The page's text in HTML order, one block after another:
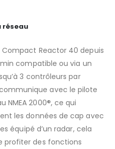
réseau
Reactor 40 depuis
compatible ou via un
3 contrôleurs par
avec le pilote
2000®, ce qui
les données de cap avec
équipé d’un radar, cela
des fonctions